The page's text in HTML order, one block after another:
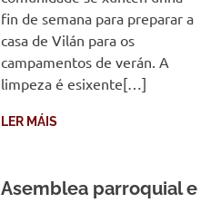
fin de semana para preparar a
casa de Vilán para os
campamentos de verán. A
limpeza é esixente[…]
LER MÁIS
Asemblea parroquial e